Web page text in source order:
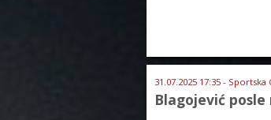
31.07.2025 17:35 - Sportska
Blagojević